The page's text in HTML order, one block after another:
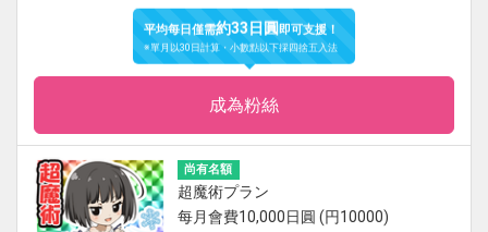
平均每日僅需約33日圓即可支援！
※單月以30日計算・小數點以下採四捨五入法
成為粉絲
尚有名額
超魔術プラン
每月會費10,000日圓 (円10000)